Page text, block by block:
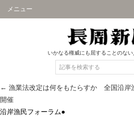
メニュー
いかなる権威にも屈することのな
← 漁業法改定は何をもたらすか 全国沿岸
開催
沿岸漁民フォーラム●